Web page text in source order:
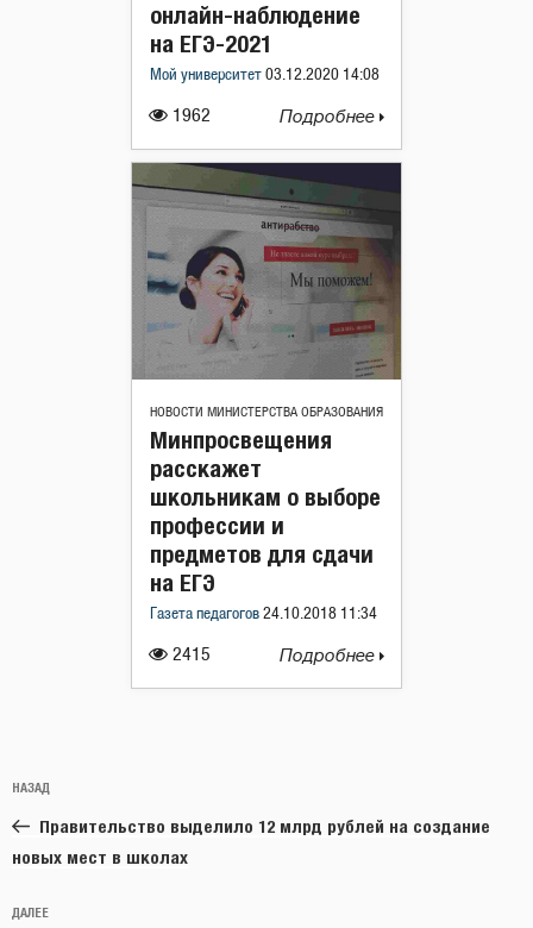
1962
онлайн-наблюдение
на ЕГЭ-2021
Мой университет 03.12.2020 14:08
Подробнее
НОВОСТИ МИНИСТЕРСТВА ОБРАЗОВАНИЯ
2415
Минпросвещения
расскажет
школьникам о выборе
профессии и
предметов для сдачи
на ЕГЭ
Газета педагогов 24.10.2018 11:34
Подробнее
по
записям
Предыдущая
запись:
НАЗАД
Правительство выделило 12 млрд рублей на создание
новых мест в школах
Следующая
ДАЛЕЕ